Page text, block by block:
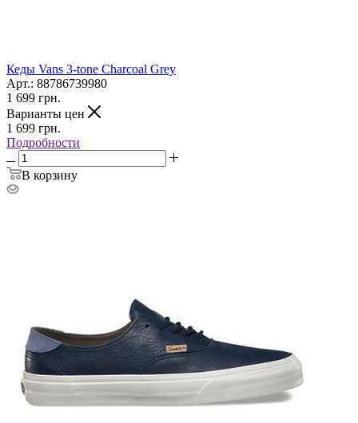
Кеды Vans 3-tone Charcoal Grey
Арт.: 88786739980
1 699 грн.
Варианты цен
1 699 грн.
Подробности
В корзину